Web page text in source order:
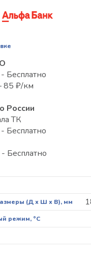
(Д х Ш х В), мм
режим, °C
Бесплатно
₽/км
России
ТК
Бесплатно
- Бесплатно